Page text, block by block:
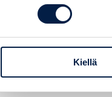
Kiellä
TEKNO –